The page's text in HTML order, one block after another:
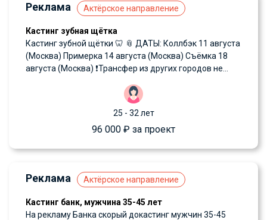
Реклама Актёрское направление
Кастинг зубная щётка
Кастинг зубной щётки 🦷 📎 ДАТЫ: Коллбэк 11 августа
(Москва) Примерка 14 августа (Москва) Съёмка 18
августа (Москва) ❗️Трансфер из других городов не...
25 - 32 лет
96 000 ₽ за проект
Реклама Актёрское направление
Кастинг банк, мужчина 35-45 лет
На рекламу Банка скорый докастинг мужчин 35-45